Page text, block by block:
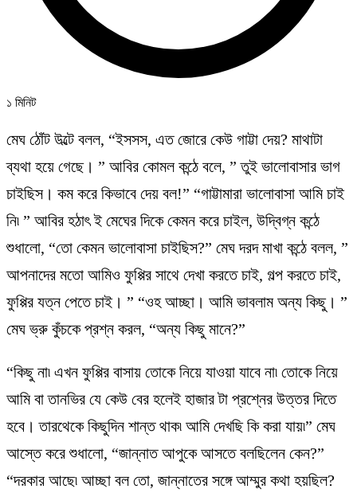
১ মিনিট
মেঘ ঠোঁট উল্টে বলল, “ইসসস, এত জোরে কেউ গাট্টা দেয়? মাথাটা
ব্যথা হয়ে গেছে। ” আবির কোমল কন্ঠে বলে, ” তুই ভালোবাসার ভাগ
চাইছিস। কম করে কিভাবে দেয় বল!” “গাট্টামারা ভালোবাসা আমি চাই
নি৷ ” আবির হঠাৎ ই মেঘের দিকে কেমন করে চাইল, উদ্বিগ্ন কন্ঠে
শুধালো, “তো কেমন ভালোবাসা চাইছিস?” মেঘ দরদ মাখা কন্ঠে বলল, ”
আপনাদের মতো আমিও ফুপ্পির সাথে দেখা করতে চাই, গল্প করতে চাই,
ফুপ্পির যত্ন পেতে চাই। ” “ওহ আচ্ছা। আমি ভাবলাম অন্য কিছু। ”
মেঘ ভ্রু কুঁচকে প্রশ্ন করল, “অন্য কিছু মানে?”
“কিছু না৷ এখন ফুপ্পির বাসায় তোকে নিয়ে যাওয়া যাবে না৷ তোকে নিয়ে
আমি বা তানভির যে কেউ বের হলেই হাজার টা প্রশ্নের উত্তর দিতে
হবে। তারথেকে কিছুদিন শান্ত থাক৷ আমি দেখছি কি করা যায়৷” মেঘ
আস্তে করে শুধালো, “জান্নাত আপুকে আসতে বলছিলেন কেন?”
“দরকার আছে৷ আচ্ছা বল তো, জান্নাতের সঙ্গে আম্মুর কথা হয়ছিল?